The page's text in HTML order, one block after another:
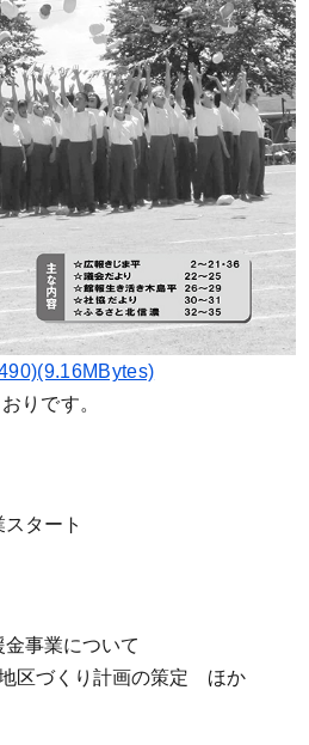
りです。
タート
事業について
区づくり計画の策定 ほか